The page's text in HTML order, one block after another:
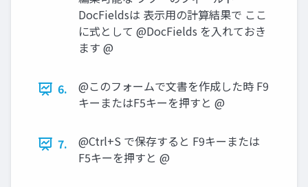
DocFieldsは 表示用の計算結果で ここ
に式として @DocFields を入れておき
ます @
6.
@このフォームで文書を作成した時 F9
キーまたはF5キーを押すと @
7.
@Ctrl+S で保存すると F9キーまたは
F5キーを押すと @